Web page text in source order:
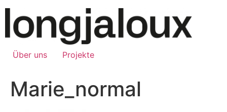
Über uns Projekte
Marie_normal